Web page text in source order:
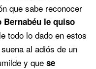
que sabe reconocer
Bernabéu le quiso
todo lo dado en estos
al adiós de un
y que se